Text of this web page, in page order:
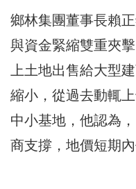
鄉林集團董事長賴
與資金緊縮雙重夾
上土地出售給大型
縮小，從過去動輒
中小基地，他認為
商支撐，地價短期